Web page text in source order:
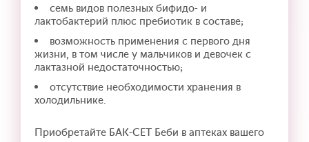
семь видов полезных бифидо- и
лактобактерий плюс пребиотик в составе;
возможность применения с первого дня
жизни, в том числе у мальчиков и девочек с
лактазной недостаточностью;
отсутствие необходимости хранения в
холодильнике.
Приобретайте БАК-СЕТ Беби в аптеках вашего